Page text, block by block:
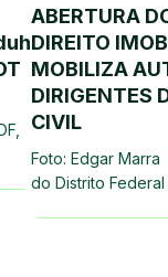
ABERTURA
DIREITO
MOBILIZA
DIRIGENTES
CIVIL
Foto: Edgar
do Distrito